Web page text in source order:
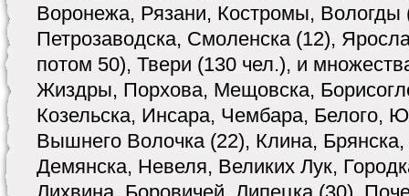
Воронежа, Рязани, Костромы, Вологды
Петрозаводска, Смоленска (12),
потом 50), Твери (130 чел.), и
Жиздры, Порхова, Мещовска,
Козельска, Инсара, Чембара, Белого,
Вышнего Волочка (22), Клина,
Демянска, Невеля, Великих Лук,